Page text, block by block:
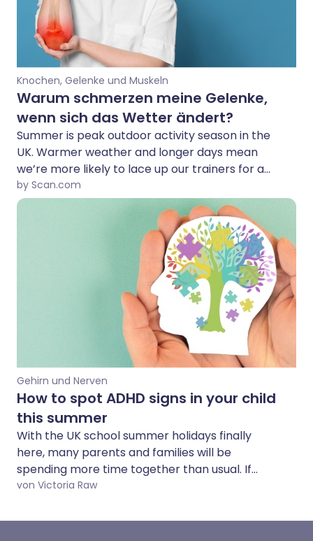
Knochen, Gelenke und Muskeln
Warum schmerzen meine Gelenke,
wenn sich das Wetter ändert?
Summer is peak outdoor activity season in the
UK. Warmer weather and longer days mean
we’re more likely to lace up our trainers for a
run, pull the bike from the garage, play
rounders in the park, or overhaul the garden.
But it’s also the time when joint pain peaks, and
it isn’t just from being more active. Surprisingly,
the weather can also play a role in aching,
by Scan.com
Gehirn und Nerven
How to spot ADHD signs in your child
this summer
With the UK school summer holidays finally
here, many parents and families will be
spending more time together than usual. If
you've been wondering whether your child
a good chance to notice how they behave in
von Victoria Raw